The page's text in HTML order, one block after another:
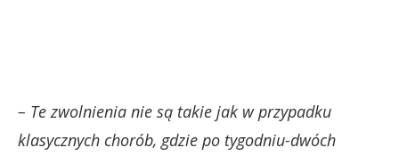
– Te zwolnienia nie są takie jak w przypadku
klasycznych chorób, gdzie po tygodniu-dwóch